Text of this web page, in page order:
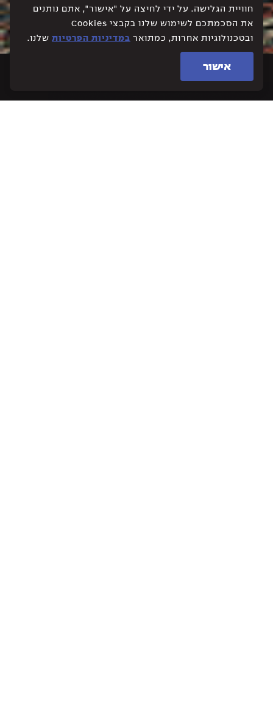
חוויית הגלישה. על ידי לחיצה על "אישור", אתם נותנים
את הסכמתכם לשימוש שלנו בקבצי Cookies
ובטכנולוגיות אחרות, כמתואר במדיניות הפרטיות שלנו.
אישור